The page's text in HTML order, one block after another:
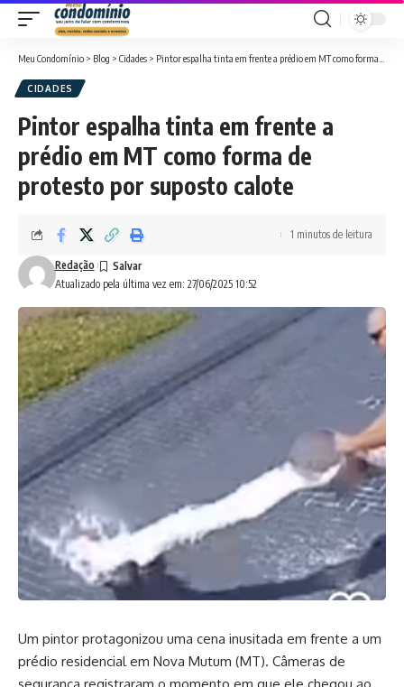
Meu Condomínio > Blog > Cidades > Pintor espalha tinta em frente a prédio em MT como forma de protesto por suposto calote
CIDADES
Pintor espalha tinta em frente a
prédio em MT como forma de
protesto por suposto calote
Atualizado pela última vez em: 27/06/2025 10:52
Redação
1 minutos de leitura
Um pintor protagonizou uma cena inusitada em frente a um
prédio residencial em Nova Mutum (MT). Câmeras de